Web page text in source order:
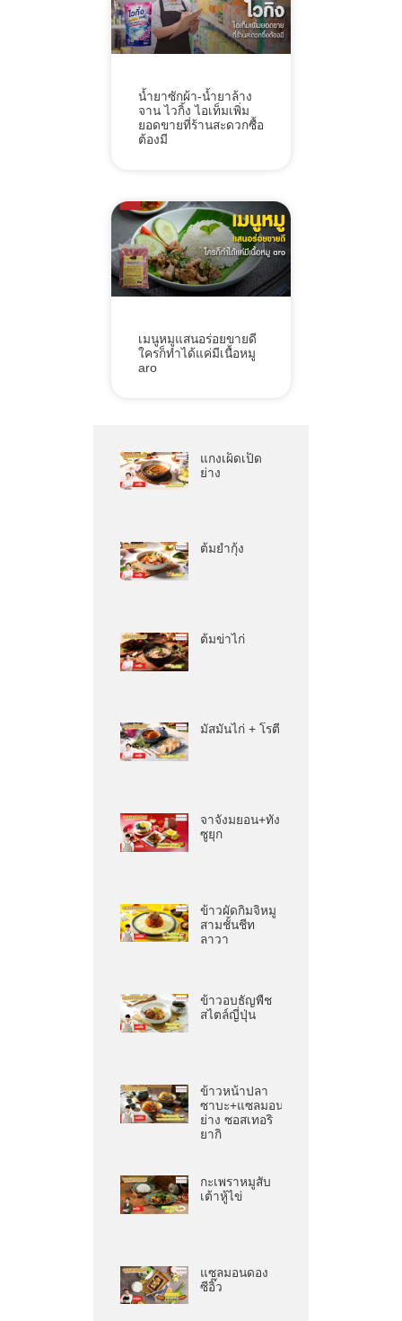
น้ำยาซักผ้า-น้ำยาล้าง
จาน ไวกิ้ง ไอเท็มเพิ่ม
ยอดขายที่ร้านสะดวกซื้อ
ต้องมี
เมนูหมูแสนอร่อยขายดี
ใครก็ทำได้แค่มีเนื้อหมู
aro
แกงเผ็ดเป็ด
ย่าง
ต้มยำกุ้ง
ต้มข่าไก่
มัสมั่นไก่ + โรตี
จาจังมยอน+ทัง
ซูยุก
ข้าวผัดกิมจิหมู
สามชั้นชีท
ลาวา
ข้าวอบธัญพืช
สไตล์ญี่ปุ่น
ข้าวหน้าปลา
ซาบะ+แซลมอน
ย่าง ซอสเทอริ
ยากิ
กะเพราหมูสับ
เต้าหู้ไข่
แซลมอนดอง
ซีอิ๊ว